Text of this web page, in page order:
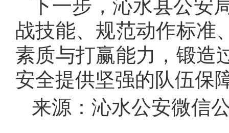
下一步，沁水县公安
战技能、规范动作标准
素质与打赢能力，锻造
安全提供坚强的队伍保
来源：沁水公安微信